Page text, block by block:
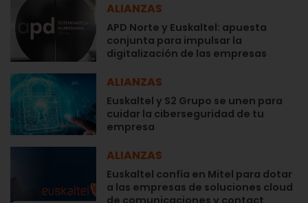
ALIANZAS
APD Norte y Euskaltel: apuesta
conjunta para impulsar la
digitalización de las empresas
ALIANZAS
Euskaltel y S2 Grupo se unen para
cuidar la ciberseguridad de tu
empresa
ALIANZAS
Euskaltel confía en Mitel para dotar
a las empresas de soluciones cloud